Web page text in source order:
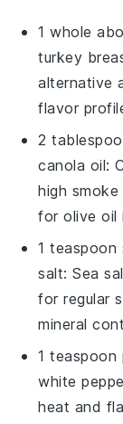
1 whole
turkey
alternative
flavor
2
canola oil:
high
for olive oil
1 teaspoon
salt: Sea
for regular
mineral
1 teaspoon
white
heat and